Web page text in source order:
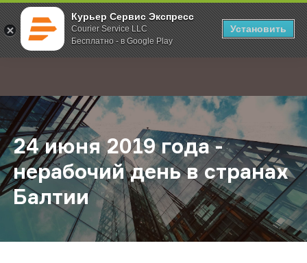
Курьер Сервис Экспресс
Courier Service LLC
Бесплатно - в Google Play
Установить
; Главная О компании Новости 24 июня 2019 года - нерабочий
24 июня 2019 года -
нерабочий день в странах
Балтии